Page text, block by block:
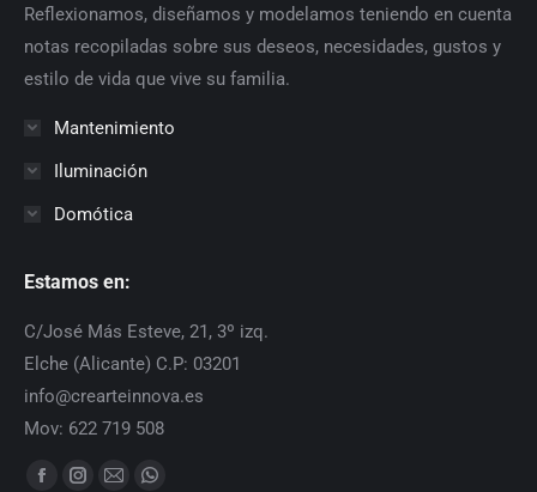
Reflexionamos, diseñamos y modelamos teniendo en cuenta
notas recopiladas sobre sus deseos, necesidades, gustos y
estilo de vida que vive su familia.
Mantenimiento
Iluminación
Domótica
Estamos en:
C/José Más Esteve, 21, 3º izq.
Elche (Alicante) C.P: 03201
info@crearteinnova.es
Mov: 622 719 508
Find us on: